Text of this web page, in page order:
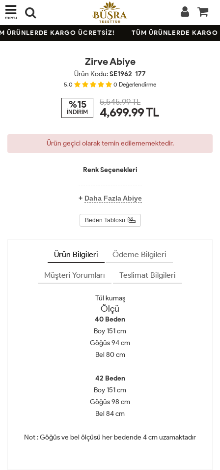
menü
ÜRÜNLERDE KARGO ÜCRETSİZ! TÜM ÜRÜNLERDE KARGO
TÜKENDİ
Zirve Abiye
Ürün Kodu:SE1962-177
5.0 0 Değerlendirme
%15
İNDİRİM
5,545.99 TL
4,699.99TL
Ürün geçici olarak temin edilememektedir.
Renk Seçenekleri
+ Daha Fazla Abiye
Beden Tablosu
Ürün Bilgileri Ödeme Bilgileri
Müşteri Yorumları Teslimat Bilgileri
Tül kumaş
Ölçü
40 Beden
Boy 151 cm
Göğüs 94 cm
Bel 80 cm
42 Beden
Boy 151 cm
Göğüs 98 cm
Bel 84 cm
Not : Göğüs ve bel ölçüsü her bedende 4 cm uzamaktadır